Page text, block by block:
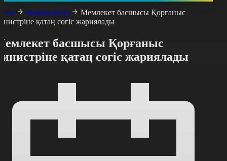
Жаңалықтар
Мемлекет басшысы Қорғаныс
қатаң сөгіс жариялады
басшысы Қорғаныс
қатаң сөгіс жариялады